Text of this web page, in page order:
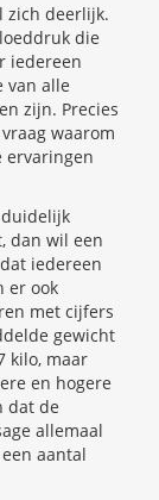
zich deerlijk.
die
iedereen
van alle
zijn. Precies
waarom
ervaringen
dan wil een
iedereen
er ook
met cijfers
gewicht
kilo, maar
en hogere
dat de
allemaal
aantal